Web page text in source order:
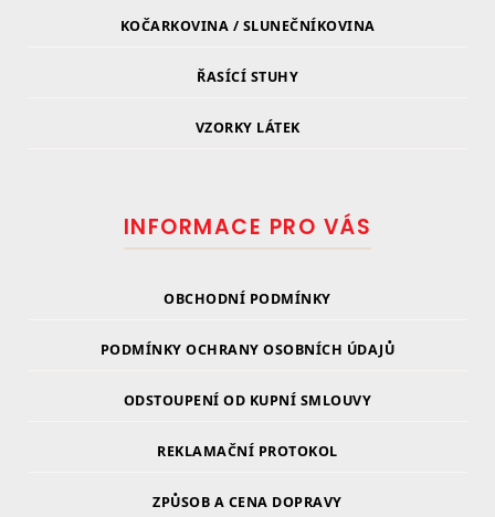
KOČARKOVINA / SLUNEČNÍKOVINA
ŘASÍCÍ STUHY
VZORKY LÁTEK
INFORMACE PRO VÁS
OBCHODNÍ PODMÍNKY
PODMÍNKY OCHRANY OSOBNÍCH ÚDAJŮ
ODSTOUPENÍ OD KUPNÍ SMLOUVY
REKLAMAČNÍ PROTOKOL
ZPŮSOB A CENA DOPRAVY